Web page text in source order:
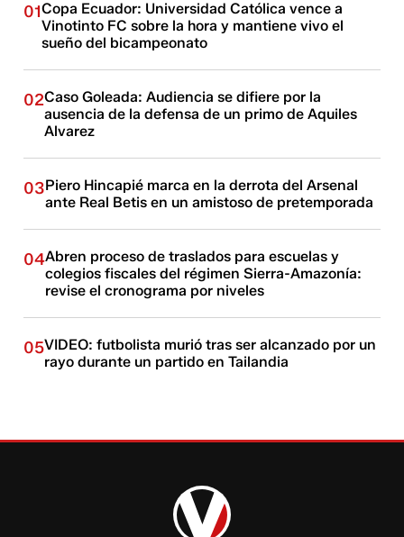
01Copa Ecuador: Universidad Católica vence a
Vinotinto FC sobre la hora y mantiene vivo el
sueño del bicampeonato
02Caso Goleada: Audiencia se difiere por la
ausencia de la defensa de un primo de Aquiles
Alvarez
03Piero Hincapié marca en la derrota del Arsenal
ante Real Betis en un amistoso de pretemporada
04Abren proceso de traslados para escuelas y
colegios fiscales del régimen Sierra-Amazonía:
revise el cronograma por niveles
05VIDEO: futbolista murió tras ser alcanzado por un
rayo durante un partido en Tailandia